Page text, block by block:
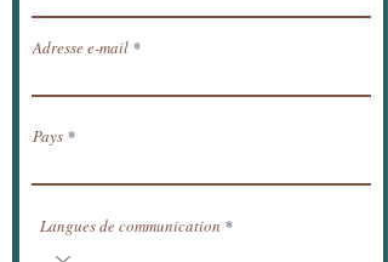
Adresse e-mail
Pays
Langues de communication